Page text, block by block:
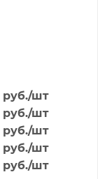
руб./шт
руб./шт
руб./шт
руб./шт
руб./шт